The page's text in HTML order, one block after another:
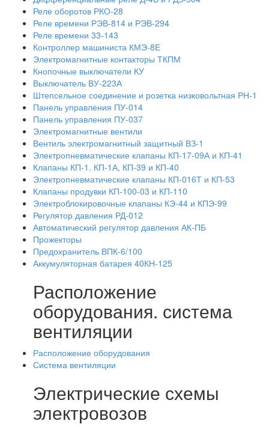
Реле оборотов РКО-28
Реле времени РЭВ-814 и РЭВ-294
Реле времени 33-143
Контроллер машиниста КМЭ-8Е
Электромагнитные контакторы ТКПМ
Кнопочные выключатели КУ
Выключатель ВУ-223А
Штепсельное соединение и розетка низковольтная РН-1
Панель управления ПУ-014
Панель управления ПУ-037
Электромагнитные вентили
Вентиль электромагнитный защитный ВЗ-1
Электропневматические клапаны КП-17-09А и КП-41
Клапаны КП-1. КП-1А, КП-39 и КП-40
Электропневматические клапаны КП-016Т и КП-53
Клапаны продувки КП-100-03 и КП-110
Электроблокировочные клапаны КЭ-44 и КПЭ-99
Регулятор давления РД-012
Автоматический регулятор давления АК-ПБ
Прожекторы
Предохранитель ВПК-6/100
Аккумуляторная батарея 40КН-125
Расположение
оборудования. система
вентиляции
Расположение оборудования
Система вентиляции
Электрические схемы
электровозов